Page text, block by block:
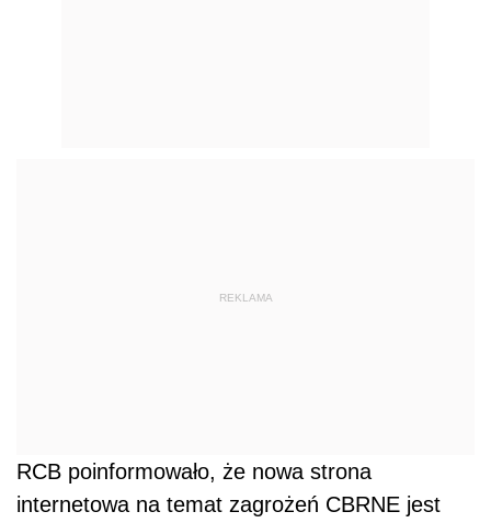
REKLAMA
RCB poinformowało, że nowa strona
internetowa na temat zagrożeń CBRNE jest